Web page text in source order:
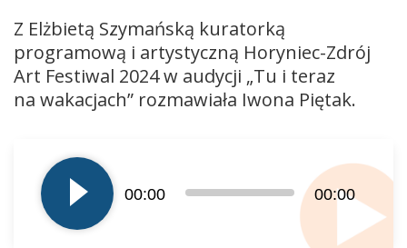
Z Elżbietą Szymańską kuratorką
programową i artystyczną Horyniec-Zdrój
Art Festiwal 2024 w audycji „Tu i teraz
na wakacjach” rozmawiała Iwona Piętak.
plików
dźwiękowych
00:00 00:00